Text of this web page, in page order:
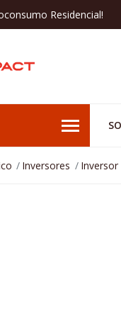
Residencial!
Inversores Inversor